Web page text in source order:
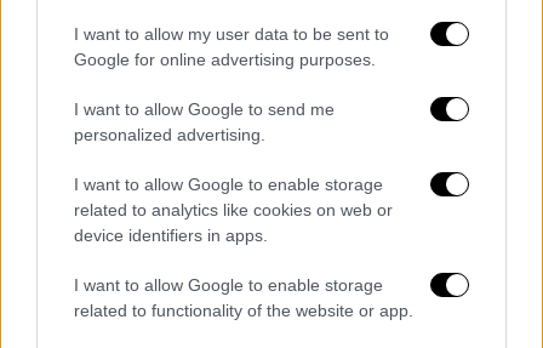
I want to allow my user data to be sent to
Google for online advertising purposes.
I want to allow Google to send me
personalized advertising.
I want to allow Google to enable storage
related to analytics like cookies on web or
device identifiers in apps.
I want to allow Google to enable storage
related to functionality of the website or app.
«Προς την Εξοχοτάτη
Ούρσουλα φον ντερ Λάιεν
Πρόεδρο της Ευρωπαϊκής Επιτροπής
Αξιότιμη Κυρία Πρόεδρε,
Είναι μεγάλη τιμή για μένα να σας αποστείλω
αυτή την επιστολή, καθώς καταδεικνύει τη
δύναμη και τη δέσμευση της Εμπορικής μας